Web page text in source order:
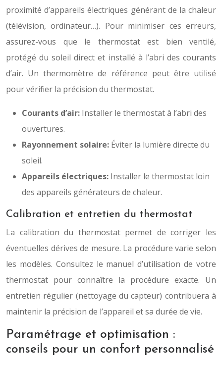
proximité d’appareils électriques générant de la chaleur
(télévision, ordinateur…). Pour minimiser ces erreurs,
assurez-vous que le thermostat est bien ventilé,
protégé du soleil direct et installé à l’abri des courants
d’air. Un thermomètre de référence peut être utilisé
pour vérifier la précision du thermostat.
Courants d’air: Installer le thermostat à l’abri des
ouvertures.
Rayonnement solaire: Éviter la lumière directe du
soleil.
Appareils électriques: Installer le thermostat loin
des appareils générateurs de chaleur.
Calibration et entretien du thermostat
La calibration du thermostat permet de corriger les
éventuelles dérives de mesure. La procédure varie selon
les modèles. Consultez le manuel d’utilisation de votre
thermostat pour connaître la procédure exacte. Un
entretien régulier (nettoyage du capteur) contribuera à
maintenir la précision de l’appareil et sa durée de vie.
Paramétrage et optimisation :
conseils pour un confort personnalisé